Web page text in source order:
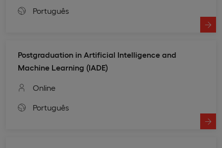
Português
Postgraduation in Artificial Intelligence and
Machine Learning (IADE)
Online
Português